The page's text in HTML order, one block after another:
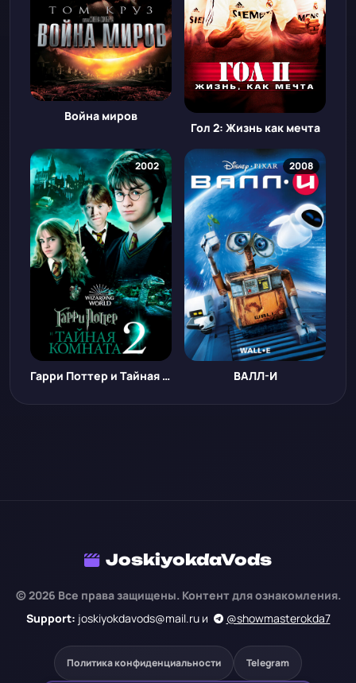
Война миров
Гол 2: Жизнь как мечта
2002
Гарри Поттер и Тайная комната
2008
ВАЛЛ-И
JoskiyokdaVods
© 2026 Все права защищены. Контент для ознакомления.
Support: joskiyokdavods@mail.ru и @showmasterokda7
Политика конфиденциальности Telegram